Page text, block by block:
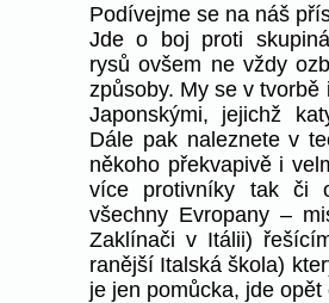
Podívejme se na náš
Jde o boj proti
rysů ovšem ne vždy
způsoby. My se v
Japonskými, jejichž
Dále pak naleznete v
někoho překvapivě i
více protivníky tak či
všechny Evropany –
Zaklínači v Itálii)
ranější Italská škola)
je jen pomůcka, jde